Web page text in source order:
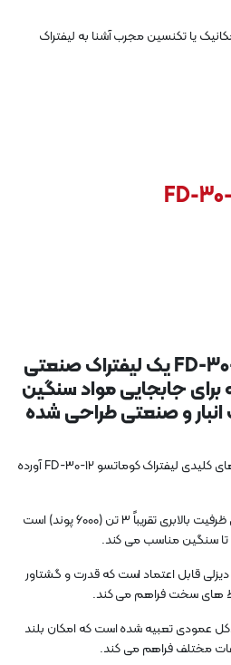
یا تکنسین مجرب آشنا به لیفتراک
“لیفتراک کوماتسو FD-30-12 یک لیفتراک صنعتی
برای جابجایی مواد سنگین
و صنعتی طراحی شده
در اینجا برخی از جزئیات و ویژگی های کلیدی لیفتراک کوماتسو FD-30-12 آورده
1. ظرفیت: لیفتراک FD-30-12 دارای ظرفیت بالابری تقریباً 3 تن (6000 پوند) است
​​تا سنگین مناسب می کند.
قابل اعتماد است که قدرت و گشتاور
های سخت فراهم می کند.
عمودی تعبیه شده است که امکان بلند
مختلف فراهم می کند.